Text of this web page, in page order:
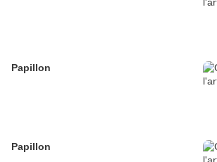
Papillon
Papillon